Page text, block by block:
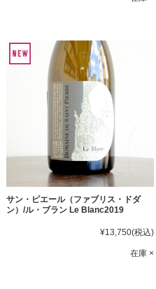
サン・ピエール（ファブリス・ドダ
ン）/ル・ブラン Le Blanc2019
¥13,750(税込)
在庫 ×